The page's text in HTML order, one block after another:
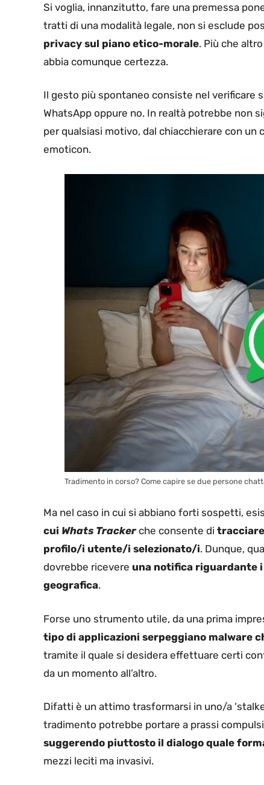
Si voglia, innanzitutto, fare una premessa
tratti di una modalità legale, non si esclude
privacy sul piano etico-morale. Più che
abbia comunque certezza.
Il gesto più spontaneo consiste nel verificare
WhatsApp oppure no. In realtà potrebbe non
per qualsiasi motivo, dal chiacchierare con un
emoticon.
Tradimento in corso? Come capire se due persone
Ma nel caso in cui si abbiano forti sospetti,
cui Whats Trackerche consente di tracciare
profilo/i utente/i selezionato/i. Dunque,
dovrebbe ricevere una notifica riguardante
geografica.
Forse uno strumento utile, da una prima
tipo di applicazioni serpeggiano malware
tramite il quale si desidera effettuare certi
da un momento all’altro.
Difatti è un attimo trasformarsi in uno/a
tradimento potrebbe portare a prassi
suggerendo piuttosto il dialogo quale
mezzi leciti ma invasivi.